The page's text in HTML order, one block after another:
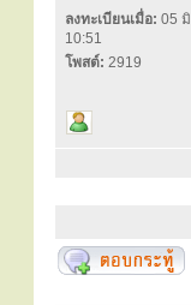
ลงทะเบียนเมื่อ: 05
10:51
โพสต์: 2919